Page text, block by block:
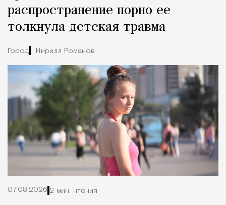
распространение порно ее
толкнула детская травма
Город Кирилл Романов
07.08.2026 2 мин. чтения